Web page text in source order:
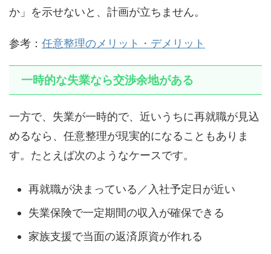
か」を示せないと、計画が立ちません。
参考： 任意整理のメリット・デメリット
一時的な失業なら交渉余地がある
一方で、失業が一時的で、近いうちに再就職が見込
めるなら、任意整理が現実的になることもありま
す。たとえば次のようなケースです。
再就職が決まっている／入社予定日が近い
失業保険で一定期間の収入が確保できる
家族支援で当面の返済原資が作れる